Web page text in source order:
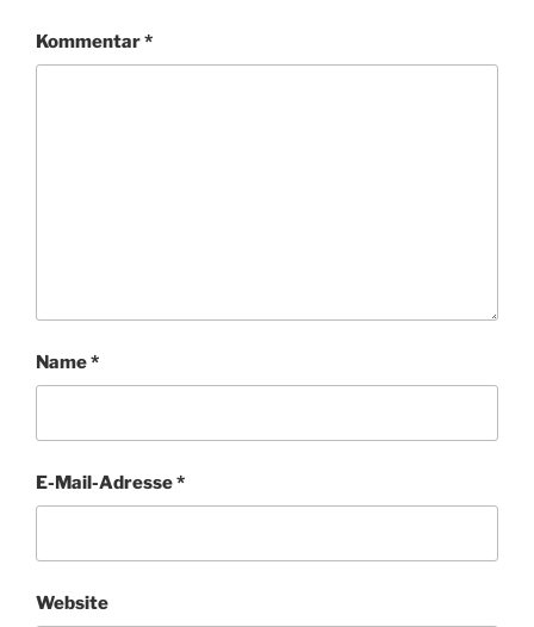
Kommentar*
Name*
E-Mail-Adresse*
Website